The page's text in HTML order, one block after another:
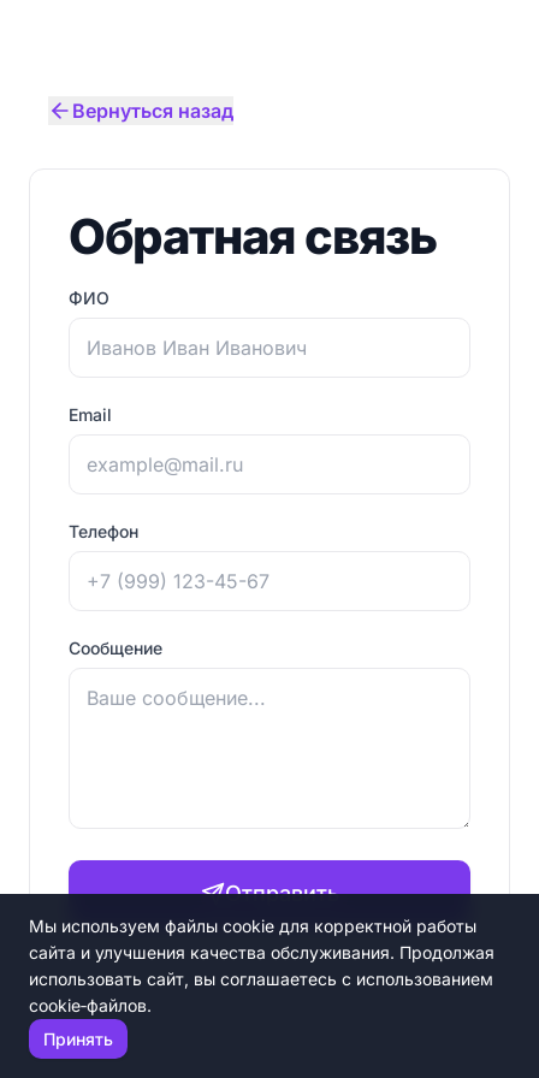
Вернуться назад
Обратная связь
ФИО
Email
Телефон
Сообщение
Отправить
Мы используем файлы cookie для корректной работы
сайта и улучшения качества обслуживания. Продолжая
использовать сайт, вы соглашаетесь с использованием
cookie‑файлов.
Принять